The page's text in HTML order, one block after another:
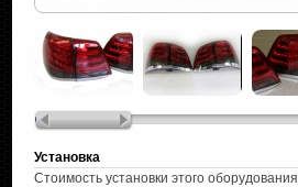
Установка
Стоимость установки этого оборудования